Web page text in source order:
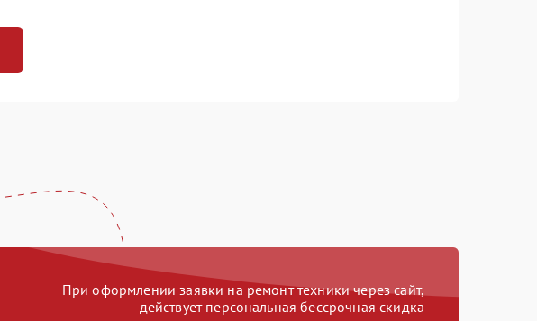
При оформлении заявки на ремонт техники через сайт,
действует персональная бессрочная скидка